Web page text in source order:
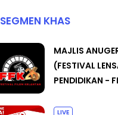
SEGMEN KHAS
MAJLIS
(FESTIVAL
PENDIDIKAN -
LIVE